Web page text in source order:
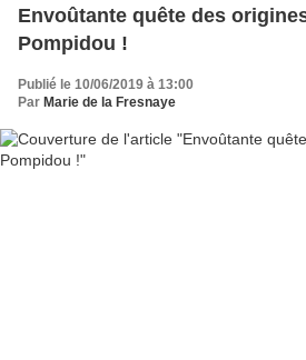
Envoûtante quête des
Pompidou !
Publié le 10/06/2019 à 13:00
Par Marie de la Fresnaye